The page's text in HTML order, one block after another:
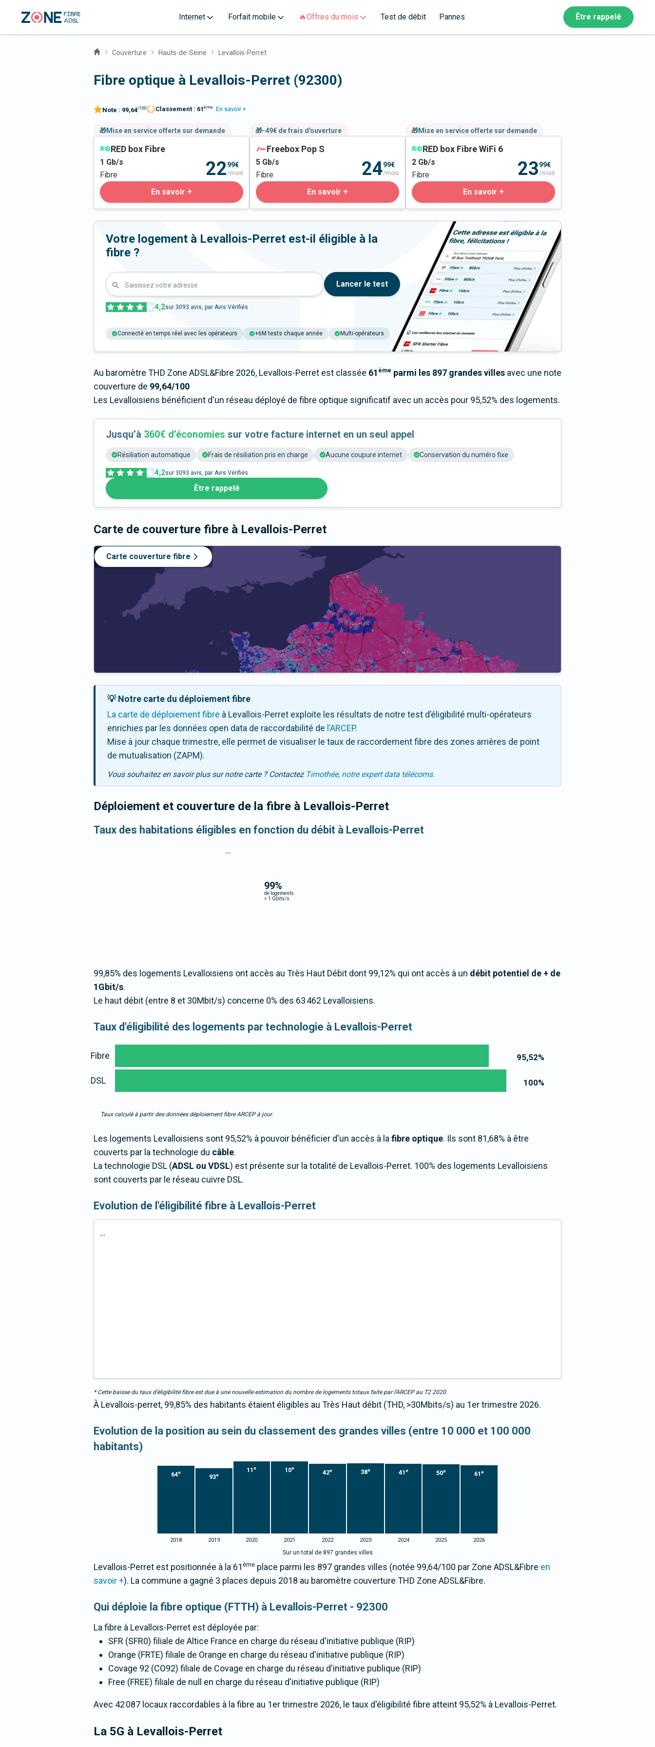
Internet Forfait mobile 🔥Offres du mois Test de débit Pannes Être rappelé
Couverture Hauts-de-Seine Levallois-Perret
Fibre optique à Levallois-Perret (92300)
Note : 99,64/100 Classement : 61 ème En savoir +
🎁Mise en service offerte sur demande
RED box Fibre
1 Gb/s
Fibre
2299€
/mois
En savoir +
🎁-49€ de frais d'ouverture
Freebox Pop S
5 Gb/s
Fibre
2499€
/mois
En savoir +
🎁Mise en service offerte sur demande
RED box Fibre WiFi 6
2 Gb/s
Fibre
2399€
/mois
En savoir +
Votre logement à Levallois-Perret est-il éligible à la
fibre ?
Saisissez votre adresse Lancer le test
4,2sur 3093 avis, par Avis Vérifiés
Connecté en temps réel avec les opérateurs +6M tests chaque année Multi-opérateurs
Au baromètre THD Zone ADSL&Fibre 2026, Levallois-Perret est classée 61 ème parmi les 897 grandes villes avec une note
couverture de 99,64/100
Les Levalloisiens bénéficient d'un réseau déployé de fibre optique significatif avec un accès pour 95,52% des logements.
Jusqu’à 360€ d’économies sur votre facture internet en un seul appel
Résiliation automatique Frais de résiliation pris en charge Aucune coupure internet Conservation du numéro fixe
4,2sur 3093 avis, par Avis Vérifiés
Être rappelé
Carte de couverture fibre à Levallois-Perret
Carte couverture fibre
💡 Notre carte du déploiement fibre
La carte de déploiement fibre à Levallois-Perret exploite les résultats de notre test d’éligibilité multi-opérateurs
enrichies par les données open data de raccordabilité de l’ARCEP.
Mise à jour chaque trimestre, elle permet de visualiser le taux de raccordement fibre des zones arrières de point
de mutualisation (ZAPM).
Vous souhaitez en savoir plus sur notre carte ? Contactez Timothée, notre expert data télécoms.
Déploiement et couverture de la fibre à Levallois-Perret
Taux des habitations éligibles en fonction du débit à Levallois-Perret
99%
de logements
> 1 Gbits/s
...
99,85% des logements Levalloisiens ont accès au Très Haut Débit dont 99,12% qui ont accès à un débit potentiel de + de
1Gbit/s.
Le haut débit (entre 8 et 30Mbit/s) concerne 0% des 63 462 Levalloisiens.
Taux d'éligibilité des logements par technologie à Levallois-Perret
95,52%
100%
Fibre
DSL
Taux calculé à partir des données déploiement fibre ARCEP à jour.
Les logements Levalloisiens sont 95,52% à pouvoir bénéficier d'un accès à lafibre optique. Ils sont 81,68% à être
couverts par la technologie du câble.
La technologie DSL (ADSL ou VDSL) est présente sur la totalité de Levallois-Perret. 100% des logements Levalloisiens
sont couverts par le réseau cuivre DSL.
Evolution de l'éligibilité fibre à Levallois-Perret
...
* Cette baisse du taux d’éligibilité fibre est due à une nouvelle estimation du nombre de logements totaux faite par l’ARCEP au T2 2020.
À Levallois-perret, 99,85% des habitants étaient éligibles au Très Haut débit (THD, >30Mbits/s) au 1er trimestre 2026.
Evolution de la position au sein du classement des grandes villes (entre 10 000 et 100 000
habitants)
64e
93e
11e 10e
42e 38e 41 e 50e 61e
2018 2019 2020 2021 2022 2023 2024 2025 2026
Sur un total de 897 grandes villes
Levallois-Perret est positionnée à la 61 ème place parmi les 897 grandes villes (notée 99,64/100 par Zone ADSL&Fibre en
savoir +). La commune a gagné 3 places depuis 2018 au baromètre couverture THD Zone ADSL&Fibre.
Qui déploie la fibre optique (FTTH) à Levallois-Perret - 92300
La fibre à Levallois-Perret est déployée par:
SFR (SFR0) filiale de Altice France en charge du réseau d'initiative publique (RIP)
Orange (FRTE) filiale de Orange en charge du réseau d'initiative publique (RIP)
Covage 92 (CO92) filiale de Covage en charge du réseau d'initiative publique (RIP)
Free (FREE) filiale de null en charge du réseau d'initiative publique (RIP)
Avec 42 087 locaux raccordables à la fibre au 1er trimestre 2026, le taux d'éligibilité fibre atteint 95,52% à Levallois-Perret.
La 5G à Levallois-Perret